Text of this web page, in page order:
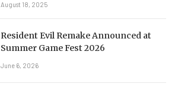
August 18, 2025
Resident Evil Remake Announced at
Summer Game Fest 2026
June 6, 2026